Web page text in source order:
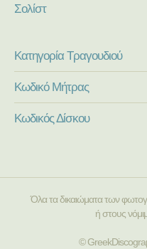
Σολίστ
Κατηγορία Τραγουδιού
Κωδικό Μήτρας
Κωδικός Δίσκου
Όλα τα δικαιώματα των
ή στους
©